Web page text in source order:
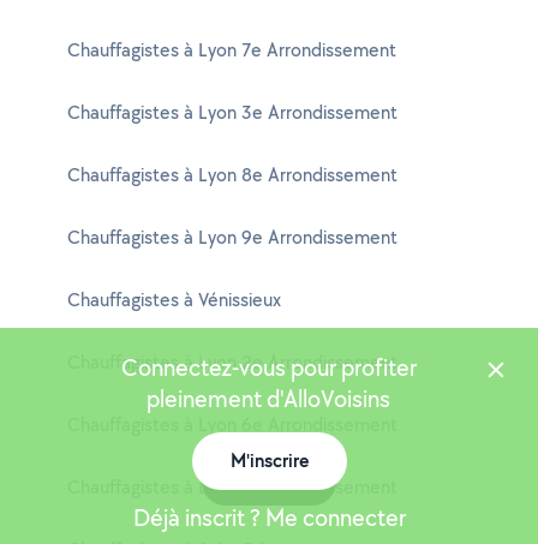
Chauffagistes à Lyon 7e Arrondissement
Chauffagistes à Lyon 3e Arrondissement
Chauffagistes à Lyon 8e Arrondissement
Chauffagistes à Lyon 9e Arrondissement
Chauffagistes à Vénissieux
Chauffagistes à Lyon 2e Arrondissement
Chauffagistes à Lyon 5e Arrondissement
Connectez-vous pour profiter
pleinement d'AlloVoisins
M'inscrire
Déjà inscrit ? Me connecter